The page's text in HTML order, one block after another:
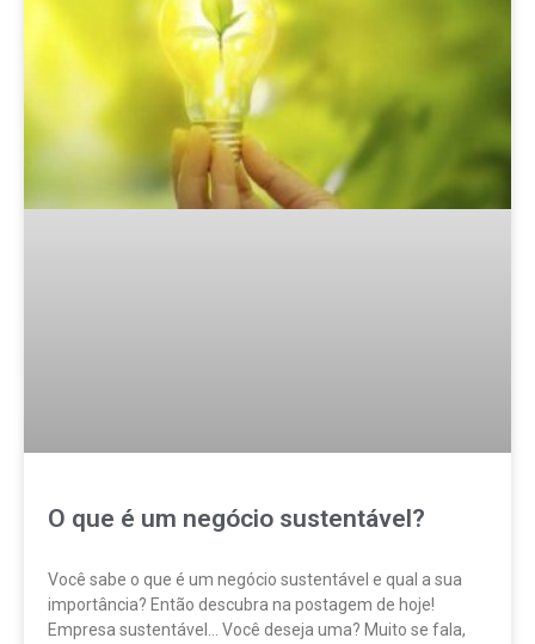
O que é um negócio sustentável?
Você sabe o que é um negócio sustentável e qual a sua
importância? Então descubra na postagem de hoje!
Empresa sustentável… Você deseja uma? Muito se fala,